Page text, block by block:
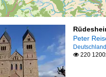
Peter
220